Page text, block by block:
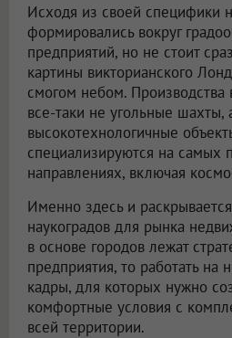
Исходя из своей специфики
формировались вокруг
предприятий, но не стоит
картины викторианского
смогом небом. Производства
все-таки не угольные
высокотехнологичные
специализируются на самых
направлениях, включая
Именно здесь и
наукоградов для рынка
в основе городов лежат
предприятия, то работать
кадры, для которых нужно
комфортные условия с
всей территории.